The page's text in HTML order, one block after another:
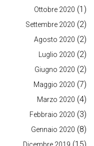
Ottobre 2020 (1)
Settembre 2020 (2)
Agosto 2020 (2)
Luglio 2020 (2)
Giugno 2020 (2)
Maggio 2020 (7)
Marzo 2020 (4)
Febbraio 2020 (3)
Gennaio 2020 (8)